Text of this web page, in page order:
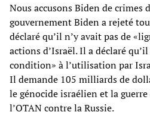
Nous accusons Biden de crimes
gouvernement Biden a rejeté
déclaré qu’il n’y avait pas de
actions d’Israël. Il a déclaré
condition» à l’utilisation par
Il demande 105 milliards de
le génocide israélien et la
l’OTAN contre la Russie.